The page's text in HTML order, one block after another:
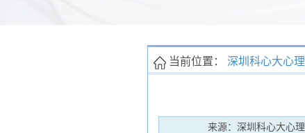
当前位置： 深圳科心大心
来源：深圳科心大心